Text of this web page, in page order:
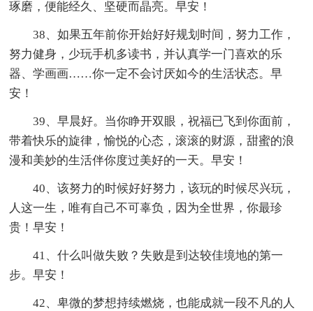
琢磨，便能经久、坚硬而晶亮。早安！
38、如果五年前你开始好好规划时间，努力工作，
努力健身，少玩手机多读书，并认真学一门喜欢的乐
器、学画画……你一定不会讨厌如今的生活状态。早
安！
39、早晨好。当你睁开双眼，祝福已飞到你面前，
带着快乐的旋律，愉悦的心态，滚滚的财源，甜蜜的浪
漫和美妙的生活伴你度过美好的一天。早安！
40、该努力的时候好好努力，该玩的时候尽兴玩，
人这一生，唯有自己不可辜负，因为全世界，你最珍
贵！早安！
41、什么叫做失败？失败是到达较佳境地的第一
步。早安！
42、卑微的梦想持续燃烧，也能成就一段不凡的人